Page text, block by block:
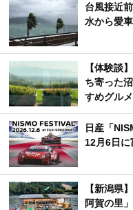
台風接近
水から愛
【体験談
ち寄った
すめグル
日産「
12月6日に
【新潟県
阿賀の里